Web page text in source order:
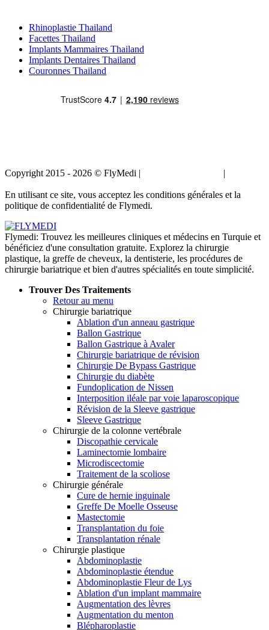
Rhinoplastie Thailand
Facettes Thailand
Implants Mammaires Thailand
Implants Dentaires Thailand
Couronnes Thailand
Copyright 2015 - 2026 © FlyMedi | |
En utilisant ce site, vous acceptez les conditions générales et la
politique de confidentialité de Flymedi.
Flymedi: Trouvez les meilleures cliniques et médecins en Turquie et
bénéficiez d'une consultation gratuite. Explorez la chirurgie
plastique, la greffe de cheveux, la dentisterie, les procédures de
chirurgie bariatrique et bien d'autres spécialités en toute simplicité.
Trouver Des Traitements
Retour au menu
Chirurgie bariatrique
Ablation d'un anneau gastrique
Ballon Gastrique
Ballon Gastrique à Avaler
Chirurgie bariatrique de révision
Chirurgie De Bypass Gastrique
Chirurgie du diabète
Fundoplication de Nissen
Interposition iléale par voie laparoscopique
Révision de la Sleeve gastrique
Sleeve Gastrique
Chirurgie de la colonne vertébrale
Discopathie cervicale
Laminectomie lombaire
Microdiscectomie
Traitement de la scoliose
Chirurgie générale
Cure de hernie inguinale
Greffe De Moelle Osseuse
Mastectomie
Transplantation du foie
Transplantation rénale
Chirurgie plastique
Abdominoplastie
Abdominoplastie étendue
Abdominoplastie Fleur de Lys
Ablation d'un implant mammaire
Augmentation des lèvres
Augmentation du menton
Blépharoplastie